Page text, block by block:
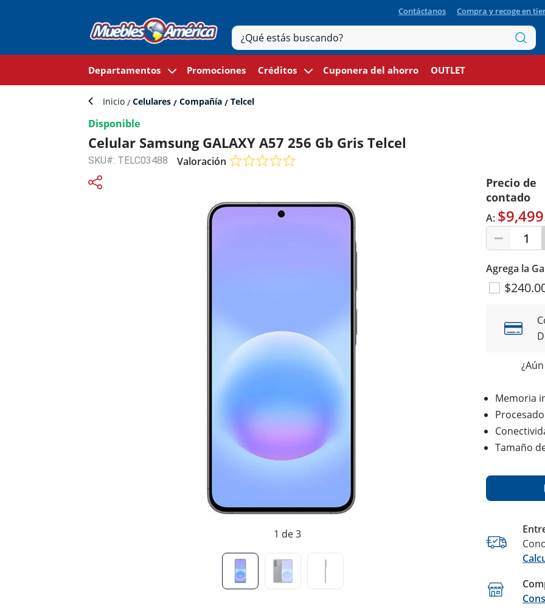
Contáctanos Compra y recoge en
Departamentos Promociones Créditos Cuponera del ahorro OUTLET
Inicio Celulares Compañía Telcel
1 de 3
Disponible
Celular Samsung GALAXY A57 256 Gb Gris Telcel
SKU#: TELC03488 Valoración
Precio de
contado
A:
1
Agrega la
Memoria
Tamaño